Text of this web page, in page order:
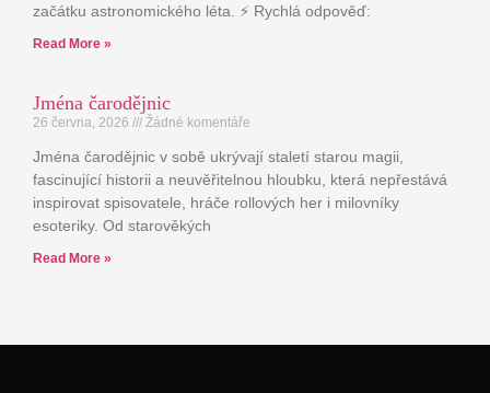
začátku astronomického léta. ⚡ Rychlá odpověď:
Read More »
Jména čarodějnic
26 června, 2026 Žádné komentáře
Jména čarodějnic v sobě ukrývají staletí starou magii,
fascinující historii a neuvěřitelnou hloubku, která nepřestává
inspirovat spisovatele, hráče rollových her i milovníky
esoteriky. Od starověkých
Read More »